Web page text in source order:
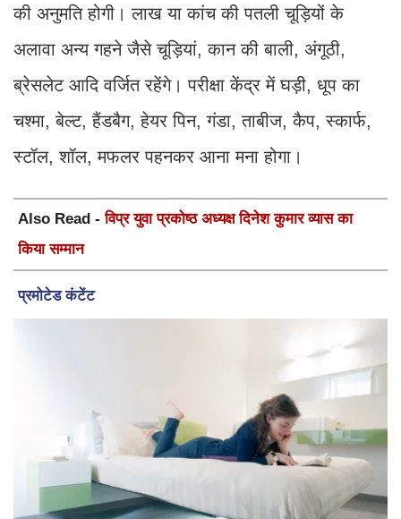
की अनुमति होगी। लाख या कांच की पतली चूड़ियों के
अलावा अन्य गहने जैसे चूड़ियां, कान की बाली, अंगूठी,
ब्रेसलेट आदि वर्जित रहेंगे। परीक्षा केंद्र में घड़ी, धूप का
चश्मा, बेल्ट, हैंडबैग, हेयर पिन, गंडा, ताबीज, कैप, स्कार्फ,
स्टॉल, शॉल, मफलर पहनकर आना मना होगा।
Also Read -विप्र युवा प्रकोष्ठ अध्यक्ष दिनेश कुमार व्यास का
किया सम्मान